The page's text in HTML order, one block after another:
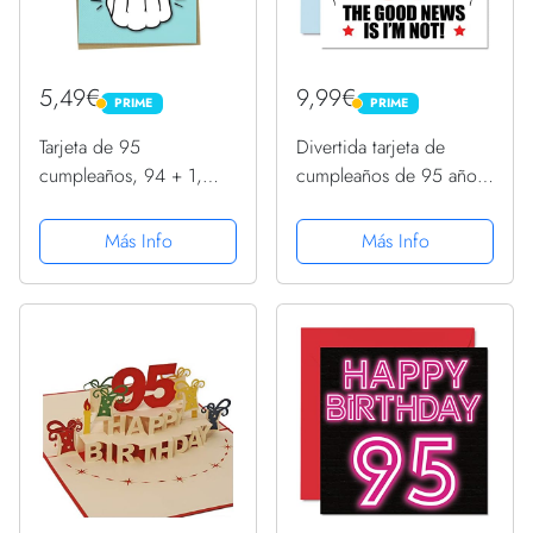
5,49€ PRIME
PRIME
Tarjeta de 95
cumpleaños, 94 + 1,
cumpleaños para
mujeres u hombres de
95 años
Más Info
9,99€ PRIME
PRIME
Divertida tarjeta de
cumpleaños de 95 años
tarjetas de felicitación de
95 años, papá, mamá,
tía, tarjetas de
Más Info